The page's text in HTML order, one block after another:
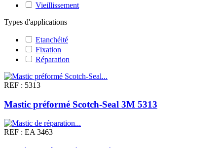
Vieillissement
Types d'applications
Etanchéité
Fixation
Réparation
REF : 5313
Mastic préformé Scotch-Seal 3M 5313
REF : EA 3463